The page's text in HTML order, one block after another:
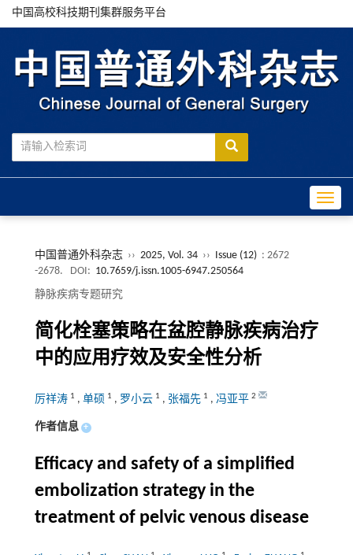
中国高校科技期刊集群服务平台
中国普通外科杂志 ›› 2025, Vol. 34 ›› Issue (12) : 2672
-2678.
DOI: 10.7659/j.issn.1005-6947.250564
静脉疾病专题研究
简化栓塞策略在盆腔静脉疾病治疗
中的应用疗效及安全性分析
厉祥涛 1 , 单硕 1 , 罗小云 1 , 张福先 1 , 冯亚平 2
作者信息 +
Efficacy and safety of a simplified
embolization strategy in the
treatment of pelvic venous disease